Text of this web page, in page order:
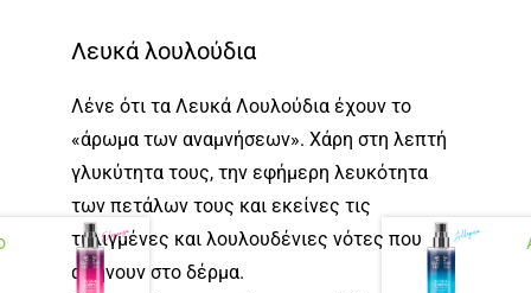
Λευκά λουλούδια
Λένε ότι τα Λευκά Λουλούδια έχουν το
«άρωμα των αναμνήσεων». Χάρη στη λεπτή
γλυκύτητα τους, την εφήμερη λευκότητα
των πετάλων τους και εκείνες τις
τυλιγμένες και λουλουδένιες νότες που
αφήνουν στο δέρμα.